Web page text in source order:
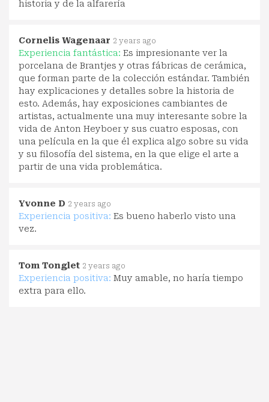
historia y de la alfarería
Cornelis Wagenaar 2 years ago
Experiencia fantástica: Es impresionante ver la
porcelana de Brantjes y otras fábricas de cerámica,
que forman parte de la colección estándar. También
hay explicaciones y detalles sobre la historia de
esto. Además, hay exposiciones cambiantes de
artistas, actualmente una muy interesante sobre la
vida de Anton Heyboer y sus cuatro esposas, con
una película en la que él explica algo sobre su vida
y su filosofía del sistema, en la que elige el arte a
partir de una vida problemática.
Yvonne D 2 years ago
Experiencia positiva: Es bueno haberlo visto una
vez.
Tom Tonglet 2 years ago
Experiencia positiva: Muy amable, no haría tiempo
extra para ello.